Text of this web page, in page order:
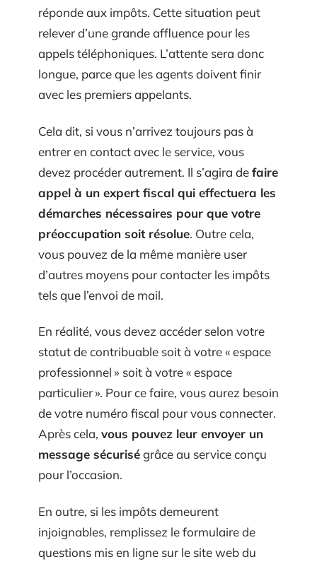
réponde aux impôts. Cette situation peut
relever d’une grande affluence pour les
appels téléphoniques. L’attente sera donc
longue, parce que les agents doivent finir
avec les premiers appelants.
Cela dit, si vous n’arrivez toujours pas à
entrer en contact avec le service, vous
devez procéder autrement. Il s’agira defaire
appel à un expert fiscal qui effectuera les
démarches nécessaires pour que votre
préoccupation soit résolue. Outre cela,
vous pouvez de la même manière user
d’autres moyens pour contacter les impôts
tels que l’envoi de mail.
En réalité, vous devez accéder selon votre
statut de contribuable soit à votre « espace
professionnel » soit à votre « espace
particulier ». Pour ce faire, vous aurez besoin
de votre numéro fiscal pour vous connecter.
Après cela, vous pouvez leur envoyer un
message sécuriségrâce au service conçu
pour l’occasion.
En outre, si les impôts demeurent
injoignables, remplissez le formulaire de
questions mis en ligne sur le site web du